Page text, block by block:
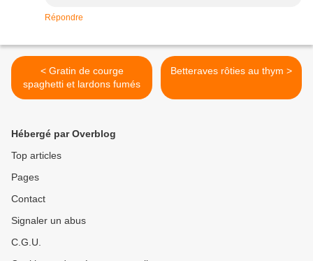
Répondre
< Gratin de courge
spaghetti et lardons fumés
Betteraves rôties au thym >
Hébergé par Overblog
Top articles
Pages
Contact
Signaler un abus
C.G.U.